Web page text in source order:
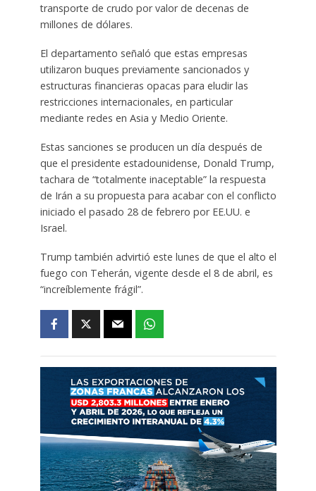
transporte de crudo por valor de decenas de
millones de dólares.
El departamento señaló que estas empresas
utilizaron buques previamente sancionados y
estructuras financieras opacas para eludir las
restricciones internacionales, en particular
mediante redes en Asia y Medio Oriente.
Estas sanciones se producen un día después de
que el presidente estadounidense, Donald Trump,
tachara de “totalmente inaceptable” la respuesta
de Irán a su propuesta para acabar con el conflicto
iniciado el pasado 28 de febrero por EE.UU. e
Israel.
Trump también advirtió este lunes de que el alto el
fuego con Teherán, vigente desde el 8 de abril, es
“increíblemente frágil”.